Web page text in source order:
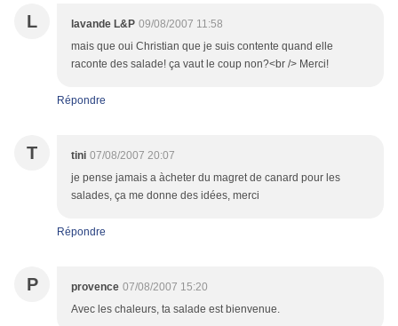
L lavande L&P 09/08/2007 11:58
mais que oui Christian que je suis contente quand elle
raconte des salade! ça vaut le coup non?<br /> Merci!
Répondre
T tini 07/08/2007 20:07
je pense jamais a àcheter du magret de canard pour les
salades, ça me donne des idées, merci
Répondre
P provence 07/08/2007 15:20
Avec les chaleurs, ta salade est bienvenue.